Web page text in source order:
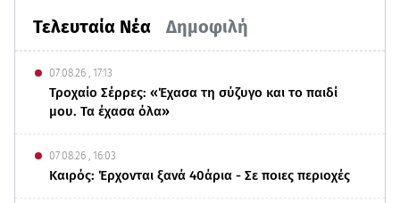
Τελευταία Νέα Δημοφιλή
07.08.26 , 17:13
Τροχαίο Σέρρες: «Έχασα τη σύζυγο και το παιδί
μου. Τα έχασα όλα»
07.08.26 , 16:03
Καιρός: Έρχονται ξανά 40άρια - Σε ποιες περιοχές